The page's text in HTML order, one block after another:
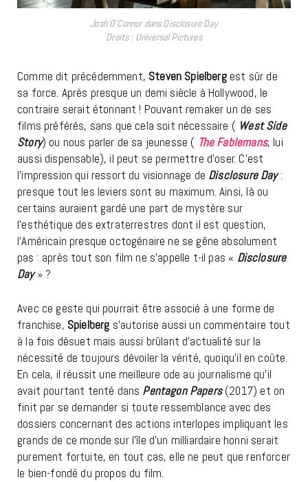
Josh O’Connor dans Disclosure Day
Droits : Universal Pictures
Comme dit précédemment, Steven Spielbergest sûr de
sa force. Après presque un demi siècle à Hollywood, le
contraire serait étonnant ! Pouvant remaker un de ses
films préférés, sans que cela soit nécessaire ( West Side
Story) ou nous parler de sa jeunesse ( The Fablemans, lui
aussi dispensable), il peut se permettre d’oser. C’est
l’impression qui ressort du visionnage de Disclosure Day:
presque tout les leviers sont au maximum. Ainsi, là ou
certains auraient gardé une part de mystère sur
l’esthétique des extraterrestres dont il est question,
l’Américain presque octogénaire ne se gêne absolument
pas : après tout son film ne s’appelle t-il pas « Disclosure
Day» ?
Avec ce geste qui pourrait être associé à une forme de
franchise, Spielberg s’autorise aussi un commentaire tout
à la fois désuet mais aussi brûlant d’actualité sur la
nécessité de toujours dévoiler la vérité, quoiqu’il en coûte.
En cela, il réussit une meilleure ode au journalisme qu’il
avait pourtant tenté dans Pentagon Papers(2017) et on
finit par se demander si toute ressemblance avec des
dossiers concernant des actions interlopes impliquant les
grands de ce monde sur l’île d’un milliardaire honni serait
purement fortuite, en tout cas, elle ne peut que renforcer
le bien-fondé du propos du film.